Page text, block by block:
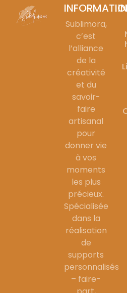
Sublimora,
c’est
l’alliance
de la
créativité
et du
savoir-
faire
artisanal
pour
donner vie
à vos
moments
les plus
précieux.
Spécialisée
dans la
réalisation
de
supports
personnalisés
– faire-